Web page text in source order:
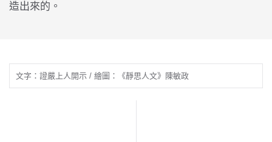
造出來的。
文字：證嚴上人開示 / 繪圖：《靜思人文》陳敏政